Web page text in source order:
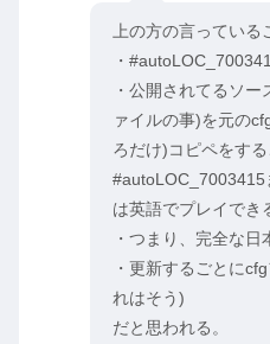
上の方の言っている
・
・公開されてるソ
ァイルの事)を元の
ろだけ)コピペをす
#autoLOC_7003415
は英語でプレイでき
・つまり、完全な
・更新するごとに
れはそう)
だと思われる。